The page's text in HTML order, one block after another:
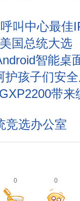
叫中心最佳
国总统大选
智能桌
护孩子们安
带
竞选办公室
0 0